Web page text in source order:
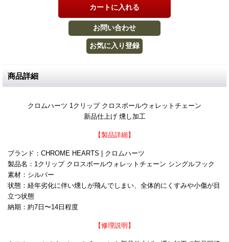
商品詳細
クロムハーツ 1クリップ クロスボールウォレットチェーン
新品仕上げ 燻し加工
【製品詳細】
ブランド：CHROME HEARTS | クロムハーツ
製品名：1クリップ クロスボールウォレットチェーン シングルフック
素材：シルバー
状態：経年劣化に伴い燻しが飛んでしまい、全体的にくすみや小傷が目
立つ状態
納期：約7日〜14日程度
【修理説明】